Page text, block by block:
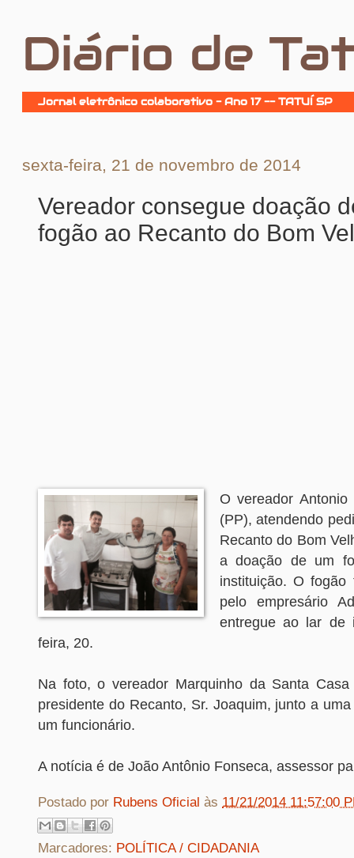
Diário de
Jornal eletrônico colaborativo - Ano 17 -- TATUÍ SP
sexta-feira, 21 de novembro de 2014
Vereador consegue doação
fogão ao Recanto do Bom
O vereador
(PP), atendendo
Recanto do Bom
a doação de um
instituição. O fogão
pelo empresário
entregue ao lar de
feira, 20.
Na foto, o vereador Marquinho da Santa
presidente do Recanto, Sr. Joaquim, junto a
um funcionário.
A notícia é de João Antônio Fonseca, assessor
Postado por Rubens Oficial às 11/21/2014 11:57:00
Marcadores: POLÍTICA / CIDADANIA